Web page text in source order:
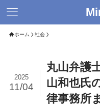
ホーム 社会
丸山弁護
山和也氏
律事務所
2025
11/04